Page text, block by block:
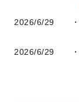
2026/6/29
2026/6/29